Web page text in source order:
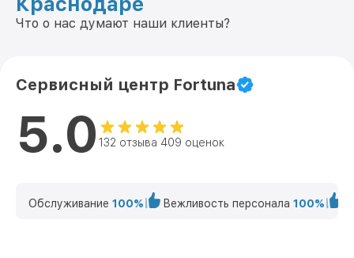
Что о нас думают наши клиенты?
Сервисный центр Fortuna
5.0 132 отзыва 409 оценок
Обслуживание 100% Вежливость персонала 100%